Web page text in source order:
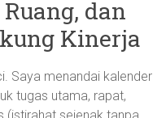
dan
Kinerja
Saya menandai kalender
tugas utama, rapat,